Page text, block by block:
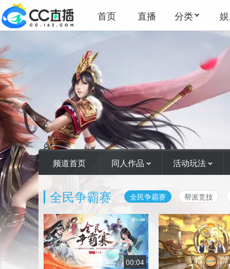
首页 直播 分类
频道首页 同人作品 活动玩法
全民争霸赛 全民争霸赛 帮派竞技
00:04